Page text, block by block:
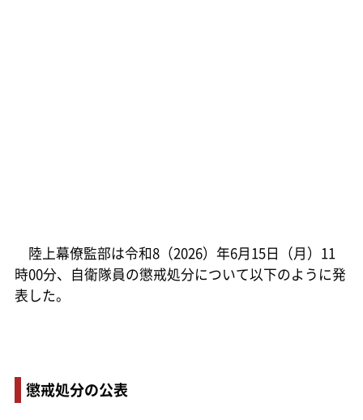
陸上幕僚監部は令和8（2026）年6月15日（月）11
時00分、自衛隊員の懲戒処分について以下のように発
表した。
懲戒処分の公表